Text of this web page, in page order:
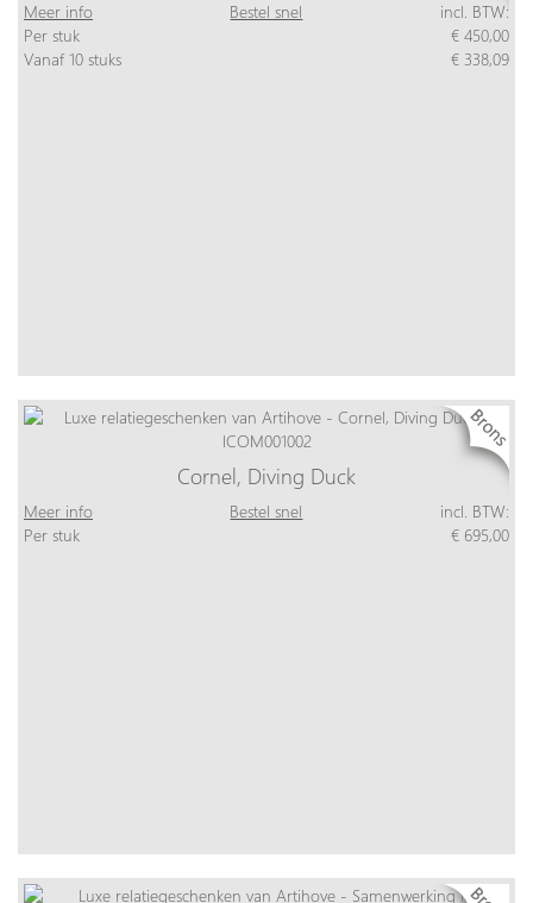
Meer info Bestel snel
incl. BTW:
Per stuk
€ 450,00
Vanaf 10 stuks
€ 338,09
Cornel, Diving Duck
Meer info Bestel snel
incl. BTW:
Per stuk
€ 695,00